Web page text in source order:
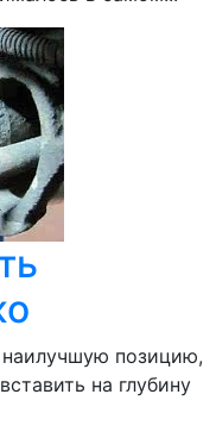
позицию,
на глубину